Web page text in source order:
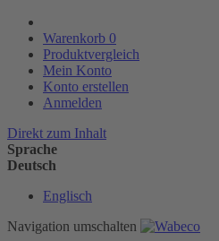
Warenkorb 0
Produktvergleich
Mein Konto
Konto erstellen
Anmelden
Direkt zum Inhalt
Sprache
Deutsch
Englisch
Navigation umschalten